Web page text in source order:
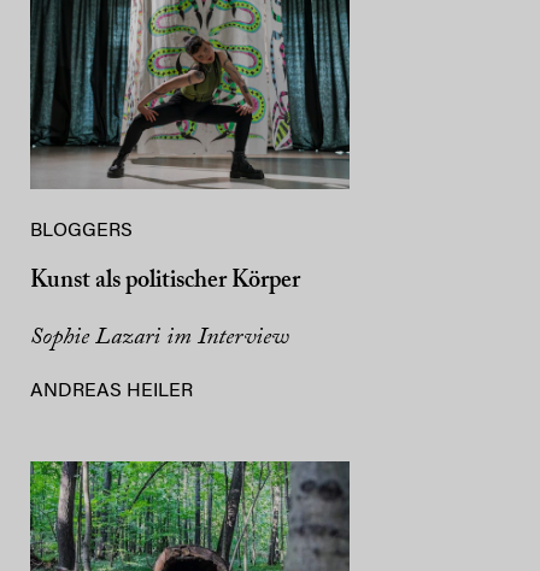
BLOGGERS
Kunst als politischer Körper
Sophie Lazari im Interview
ANDREAS HEILER